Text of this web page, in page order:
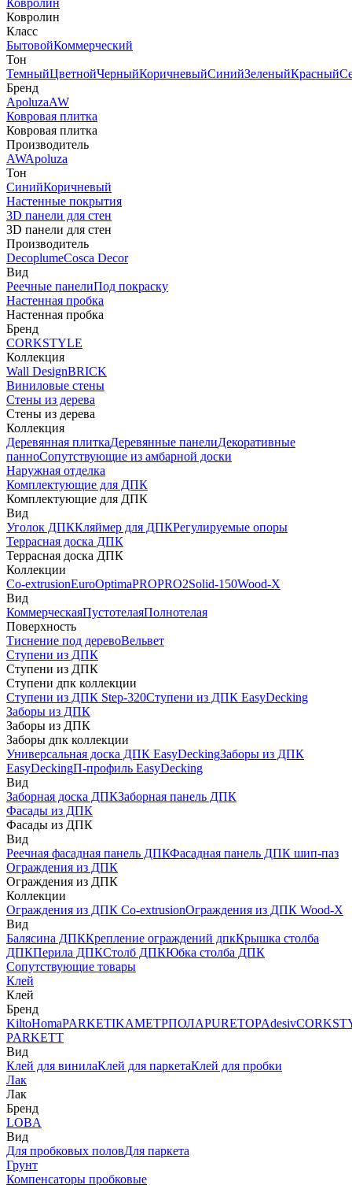
Ковролин
Ковролин
Класс
БытовойКоммерческий
Тон
ТемныйЦветнойЧерныйКоричневыйСинийЗеленыйКрасный
Бренд
ApoluzaAW
Ковровая плитка
Ковровая плитка
Производитель
AWApoluza
Тон
СинийКоричневый
Настенные покрытия
3D панели для стен
3D панели для стен
Производитель
DecoplumeCosca Decor
Вид
Реечные панелиПод покраску
Настенная пробка
Настенная пробка
Бренд
CORKSTYLE
Коллекция
Wall DesignBRICK
Виниловые стены
Стены из дерева
Стены из дерева
Коллекция
Деревянная плиткаДеревянные панелиДекоративные
панноСопутствующие из амбарной доски
Наружная отделка
Комплектующие для ДПК
Комплектующие для ДПК
Вид
Уголок ДПККляймер для ДПКРегулируемые опоры
Террасная доска ДПК
Террасная доска ДПК
Коллекции
Co-extrusionEuroOptimaPROPRO2Solid-150Wood-X
Вид
КоммерческаяПустотелаяПолнотелая
Поверхность
Тиснение под деревоВельвет
Ступени из ДПК
Ступени из ДПК
Ступени дпк коллекции
Ступени из ДПК Step-320Ступени из ДПК EasyDecking
Заборы из ДПК
Заборы из ДПК
Заборы дпк коллекции
Универсальная доска ДПК EasyDeckingЗаборы из ДПК
EasyDeckingП-профиль EasyDecking
Вид
Заборная доска ДПКЗаборная панель ДПК
Фасады из ДПК
Фасады из ДПК
Вид
Реечная фасадная панель ДПКФасадная панель ДПК шип-паз
Ограждения из ДПК
Ограждения из ДПК
Коллекции
Ограждения из ДПК Co-extrusionОграждения из ДПК Wood-X
Вид
Балясина ДПККрепление ограждений дпкКрышка столба
ДПКПерила ДПКСтолб ДПКЮбка столба ДПК
Сопутствующие товары
Клей
Клей
Бренд
KiltoHomaPARKETIKAМЕТРПОЛАPURETOPAdesiv
PARKETT
Вид
Клей для винилаКлей для паркетаКлей для пробки
Лак
Лак
Бренд
LOBA
Вид
Для пробковых половДля паркета
Грунт
Компенсаторы пробковые